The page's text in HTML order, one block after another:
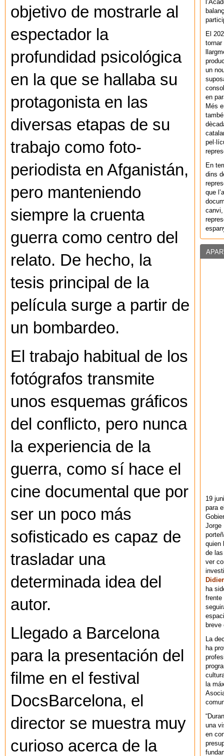
objetivo de mostrarle al
espectador la
profundidad psicológica
en la que se hallaba su
protagonista en las
diversas etapas de su
trabajo como foto-
periodista en Afganistán,
pero manteniendo
siempre la cruenta
guerra como centro del
relato. De hecho, la
tesis principal de la
película surge a partir de
un bombardeo.
El trabajo habitual de los
fotógrafos transmite
unos esquemas gráficos
del conflicto, pero nunca
la experiencia de la
guerra, como sí hace el
cine documental que por
ser un poco más
sofisticado es capaz de
trasladar una
determinada idea del
autor.
Llegado a Barcelona
para la presentación del
filme en el festival
DocsBarcelona, el
director se muestra muy
curioso acerca de la
El
un
en
Més
En
dins
que
canvi,
19
para
Jorge
quien
de
ver
Didier
ha
frente
breve
La
ha
la
una
en